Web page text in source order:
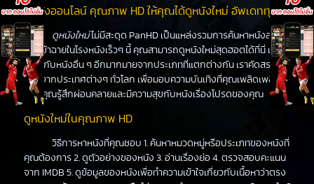
ดูหนังออนไลน์ คุณภาพ HD ให้คุณได้ดูหนังใหม่ อัพเดททุกวัน
ดูหนังใหม่ไม่มีสะดุด PanHD เป็นแหล่งรวมการค้นหาหนังล่าสุด
ที่จะเข้าฉายในโรงหนังเร็วๆ นี้ คุณสามารถดูหนังใหม่สุดฮอตได้ที่นี่ เช่น
เดียวกับหนังอื่น ๆ อีกมากมายจากประเภทที่แตกต่างกัน เราคัดสรร
หนังจากประเทศต่างๆ ทั่วโลก เพื่อมอบความบันเทิงที่คุณเพลิดเพลิน
ทำให้คุณรู้สึกผ่อนคลายและมีความสุขกับหนังเรื่องโปรดของคุณ
ดูหนังใหม่ในคุณภาพ HD
วิธีการหาหนังที่คุณชอบ 1. ค้นหาหมวดหมู่หรือประเภทของหนังที่
คุณต้องการ 2. ดูตัวอย่างของหนัง 3. อ่านเรื่องย่อ 4. ตรวจสอบคะแนน
จาก IMDB 5. ดูข้อมูลของหนังเพื่อทำความเข้าใจเกี่ยวกับเนื้อหาว่าตรง